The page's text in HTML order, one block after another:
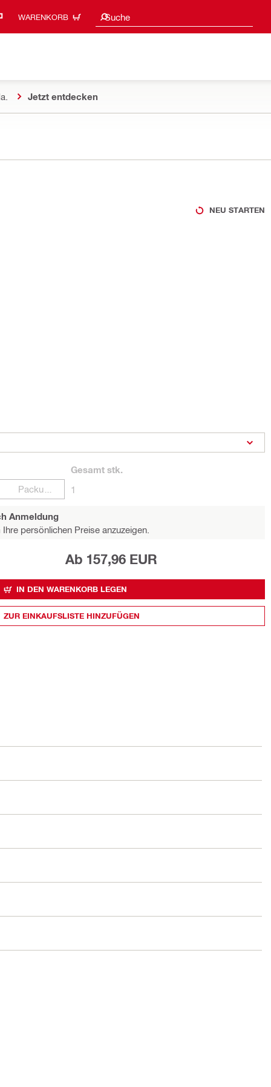
WARENKORB Suche
Suchvorschläge
Jetzt entdecken
NEU STARTEN
Gesamt stk.
1
Anmeldung
Ihre persönlichen Preise anzuzeigen.
Ab 157,96 EUR
IN DEN WARENKORB LEGEN
ZUR EINKAUFSLISTE HINZUFÜGEN